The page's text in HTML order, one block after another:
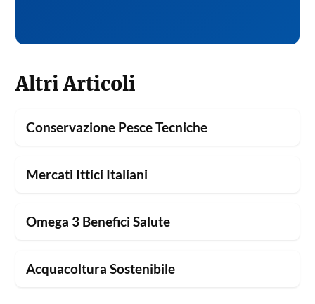
Altri Articoli
Conservazione Pesce Tecniche
Mercati Ittici Italiani
Omega 3 Benefici Salute
Acquacoltura Sostenibile